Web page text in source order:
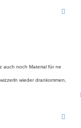
auch noch Material für ne
wieder drankommen,